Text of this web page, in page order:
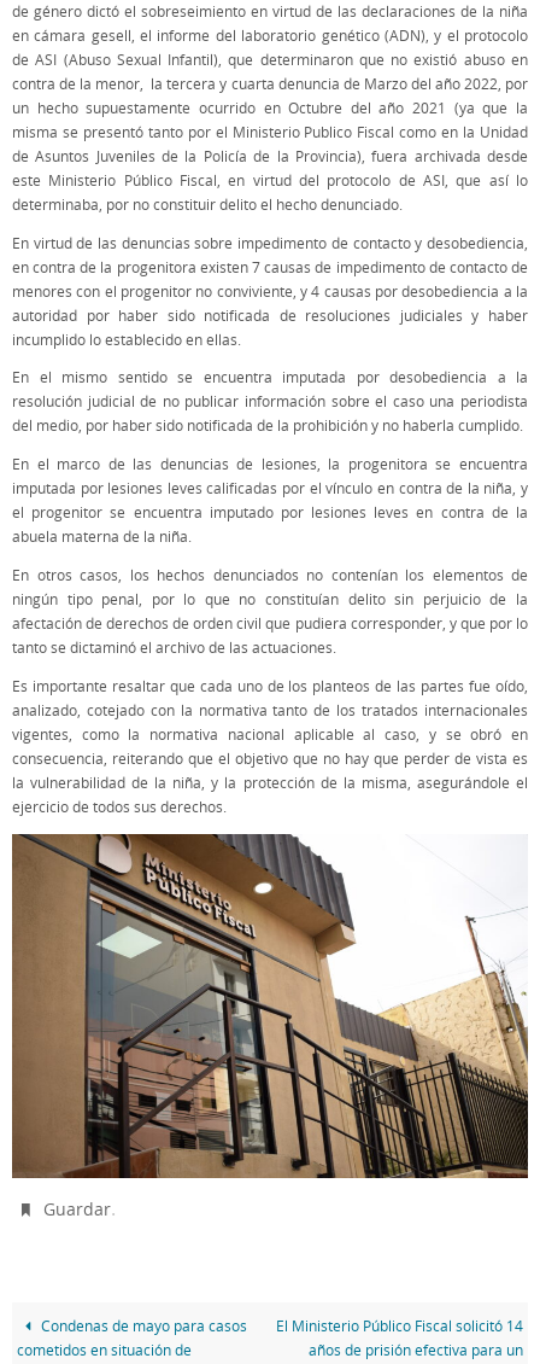
de género dictó el sobreseimiento en virtud de las declaraciones de la niña
en cámara gesell, el informe del laboratorio genético (ADN), y el protocolo
de ASI (Abuso Sexual Infantil), que determinaron que no existió abuso en
contra de la menor, la tercera y cuarta denuncia de Marzo del año 2022, por
un hecho supuestamente ocurrido en Octubre del año 2021 (ya que la
misma se presentó tanto por el Ministerio Publico Fiscal como en la Unidad
de Asuntos Juveniles de la Policía de la Provincia), fuera archivada desde
este Ministerio Público Fiscal, en virtud del protocolo de ASI, que así lo
determinaba, por no constituir delito el hecho denunciado.
En virtud de las denuncias sobre impedimento de contacto y desobediencia,
en contra de la progenitora existen 7 causas de impedimento de contacto de
menores con el progenitor no conviviente, y 4 causas por desobediencia a la
autoridad por haber sido notificada de resoluciones judiciales y haber
incumplido lo establecido en ellas.
En el mismo sentido se encuentra imputada por desobediencia a la
resolución judicial de no publicar información sobre el caso una periodista
del medio, por haber sido notificada de la prohibición y no haberla cumplido.
En el marco de las denuncias de lesiones, la progenitora se encuentra
imputada por lesiones leves calificadas por el vínculo en contra de la niña, y
el progenitor se encuentra imputado por lesiones leves en contra de la
abuela materna de la niña.
En otros casos, los hechos denunciados no contenían los elementos de
ningún tipo penal, por lo que no constituían delito sin perjuicio de la
afectación de derechos de orden civil que pudiera corresponder, y que por lo
tanto se dictaminó el archivo de las actuaciones.
Es importante resaltar que cada uno de los planteos de las partes fue oído,
analizado, cotejado con la normativa tanto de los tratados internacionales
vigentes, como la normativa nacional aplicable al caso, y se obró en
consecuencia, reiterando que el objetivo que no hay que perder de vista es
la vulnerabilidad de la niña, y la protección de la misma, asegurándole el
ejercicio de todos sus derechos.
Guardar.
Condenas de mayo para casos
cometidos en situación de
El Ministerio Público Fiscal solicitó 14
años de prisión efectiva para un